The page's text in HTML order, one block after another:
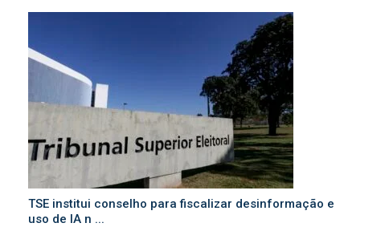
TSE institui conselho para fiscalizar desinformação e
uso de IA n ...